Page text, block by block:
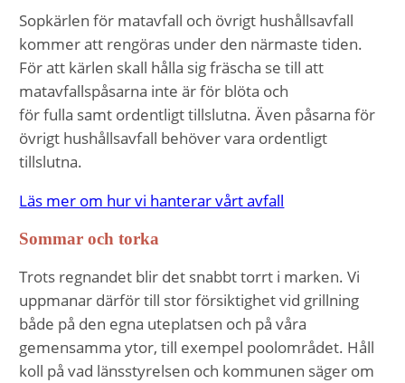
Sopkärlen för matavfall och övrigt hushållsavfall
kommer att rengöras under den närmaste tiden.
För att kärlen skall hålla sig fräscha se till att
matavfallspåsarna inte är för blöta och
för fulla samt ordentligt tillslutna. Även påsarna för
övrigt hushållsavfall behöver vara ordentligt
tillslutna.
Läs mer om hur vi hanterar vårt avfall
Sommar och torka
Trots regnandet blir det snabbt torrt i marken. Vi
uppmanar därför till stor försiktighet vid grillning
både på den egna uteplatsen och på våra
gemensamma ytor, till exempel poolområdet. Håll
koll på vad länsstyrelsen och kommunen säger om
funktionalitet
att försvinna
från
hemsidan.
Marknadsföring
Genom att dela
intressen och ditt
surfar ökar du
personligt
anpassat innehåll
och erbjudanden.